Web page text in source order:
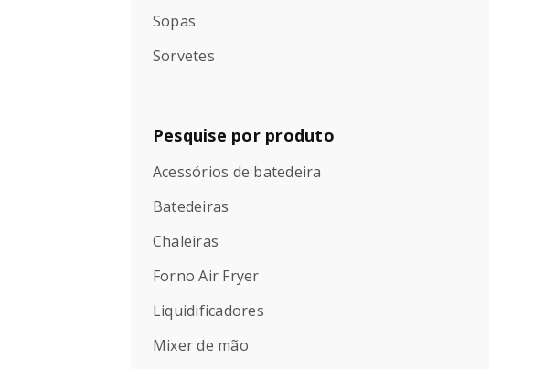
Sopas
Sorvetes
Pesquise por produto
Acessórios de batedeira
Batedeiras
Chaleiras
Forno Air Fryer
Liquidificadores
Mixer de mão